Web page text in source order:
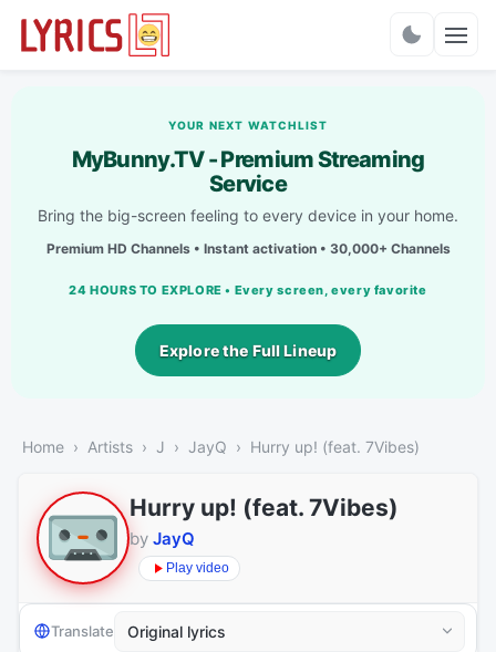
YOUR NEXT WATCHLIST
MyBunny.TV - Premium Streaming
Service
Bring the big-screen feeling to every device in your home.
Premium HD Channels • Instant activation • 30,000+ Channels
24 HOURS TO EXPLORE • Every screen, every favorite
Explore the Full Lineup
Home Artists J JayQ Hurry up! (feat. 7Vibes)
Hurry up! (feat. 7Vibes)
by JayQ
Play video
Translate